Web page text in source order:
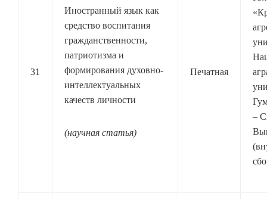
31
Иностранный язык как
средство воспитания
гражданственности,
патриотизма и
формирования духовно-
интеллектуальных
качеств личности
(научная статья)
Печатная
–